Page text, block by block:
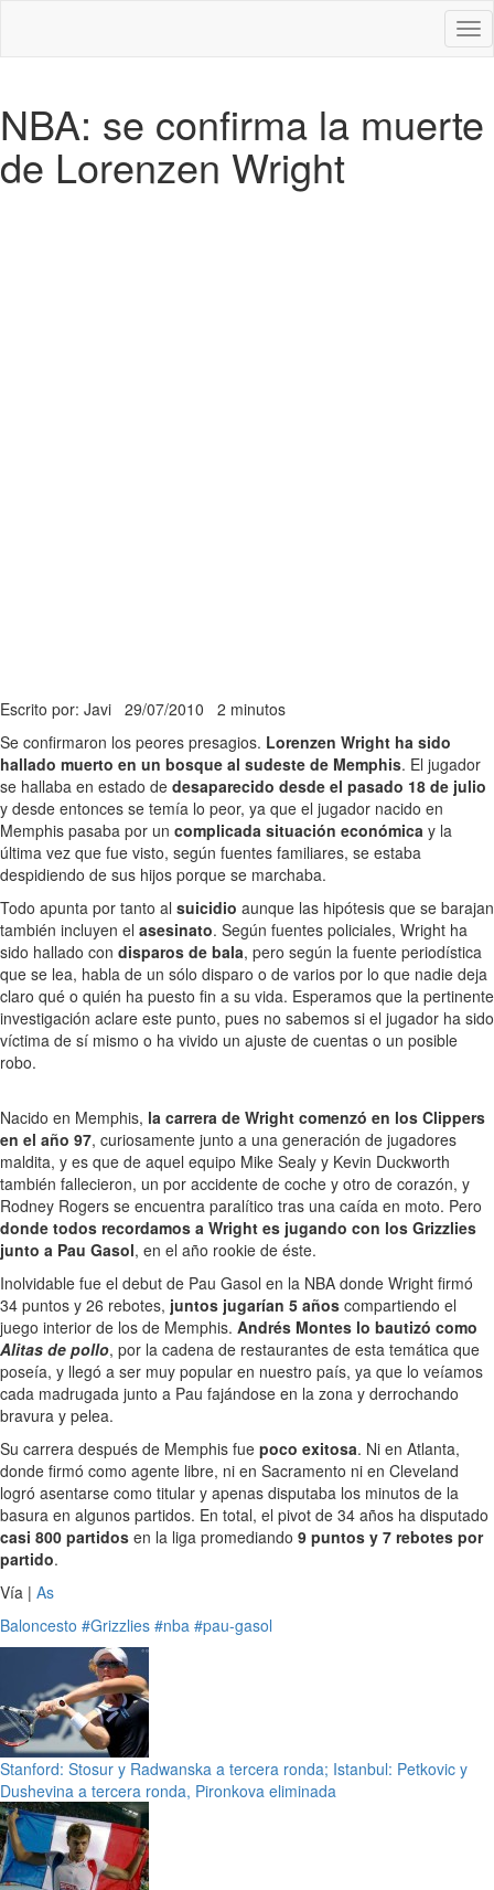
NBA: se confirma la muerte
de Lorenzen Wright
Escrito por: Javi 29/07/2010 2 minutos
Se confirmaron los peores presagios. Lorenzen Wright ha sido
hallado muerto en un bosque al sudeste de Memphis. El jugador
se hallaba en estado de desaparecido desde el pasado 18 de julio
y desde entonces se temía lo peor, ya que el jugador nacido en
Memphis pasaba por un complicada situación económica y la
última vez que fue visto, según fuentes familiares, se estaba
despidiendo de sus hijos porque se marchaba.
Todo apunta por tanto al suicidio aunque las hipótesis que se barajan
también incluyen el asesinato. Según fuentes policiales, Wright ha
sido hallado con disparos de bala, pero según la fuente periodística
que se lea, habla de un sólo disparo o de varios por lo que nadie deja
claro qué o quién ha puesto fin a su vida. Esperamos que la pertinente
investigación aclare este punto, pues no sabemos si el jugador ha sido
víctima de sí mismo o ha vivido un ajuste de cuentas o un posible
robo.
Nacido en Memphis, la carrera de Wright comenzó en los Clippers
en el año 97, curiosamente junto a una generación de jugadores
maldita, y es que de aquel equipo Mike Sealy y Kevin Duckworth
también fallecieron, un por accidente de coche y otro de corazón, y
Rodney Rogers se encuentra paralítico tras una caída en moto. Pero
donde todos recordamos a Wright es jugando con los Grizzlies
junto a Pau Gasol, en el año rookie de éste.
Inolvidable fue el debut de Pau Gasol en la NBA donde Wright firmó
34 puntos y 26 rebotes, juntos jugarían 5 años compartiendo el
juego interior de los de Memphis. Andrés Montes lo bautizó como
Alitas de pollo, por la cadena de restaurantes de esta temática que
poseía, y llegó a ser muy popular en nuestro país, ya que lo veíamos
cada madrugada junto a Pau fajándose en la zona y derrochando
bravura y pelea.
Su carrera después de Memphis fue poco exitosa. Ni en Atlanta,
donde firmó como agente libre, ni en Sacramento ni en Cleveland
logró asentarse como titular y apenas disputaba los minutos de la
basura en algunos partidos. En total, el pivot de 34 años ha disputado
casi 800 partidos en la liga promediando 9 puntos y 7 rebotes por
partido.
Vía | As
Baloncesto #Grizzlies #nba #pau-gasol
Stanford: Stosur y Radwanska a tercera ronda; Istanbul: Petkovic y
Dushevina a tercera ronda, Pironkova eliminada